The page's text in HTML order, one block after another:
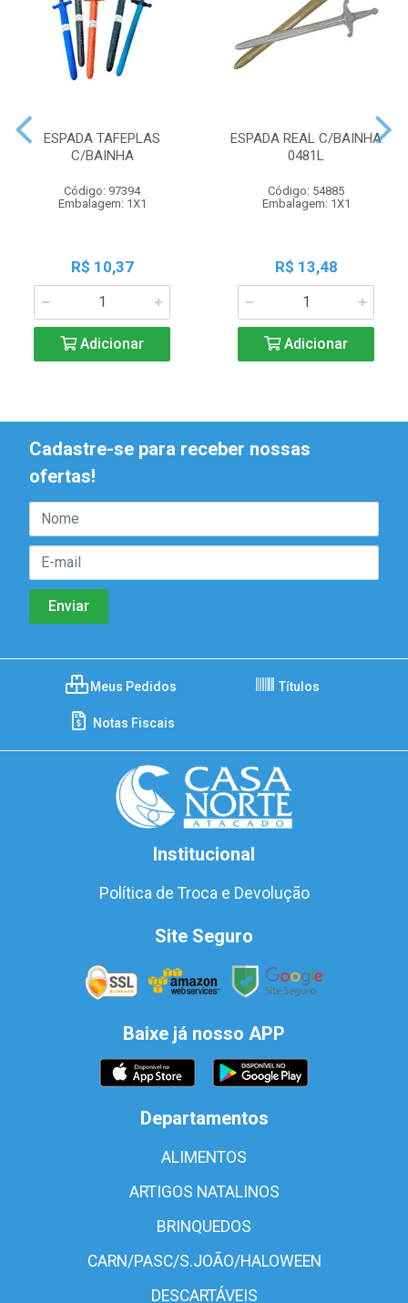
ESPADA TAFEPLAS
C/BAINHA
Código: 97394
Embalagem: 1X1
R$ 10,37
Adicionar
ESPADA REAL C/BAINHA
0481L
Código: 54885
Embalagem: 1X1
R$ 13,48
Adicionar
Cadastre-se para receber nossas
ofertas!
Meus Pedidos Títulos
Notas Fiscais
Institucional
Política de Troca e Devolução
Site Seguro
Baixe já nosso APP
Departamentos
ALIMENTOS
ARTIGOS NATALINOS
BRINQUEDOS
CARN/PASC/S.JOÃO/HALOWEEN
DESCARTÁVEIS